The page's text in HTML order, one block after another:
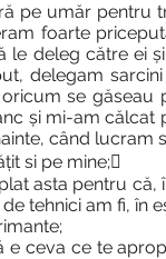
pe umăr
foarte
deleg către ei
delegam
se
și mi-am
când lucram
si pe mine;
asta pentru
tehnici am fi, în
ceva ce te